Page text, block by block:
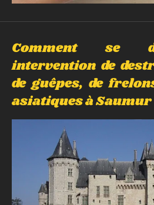
Comment se
intervention de
de guêpes, de
asiatiques à Saumur